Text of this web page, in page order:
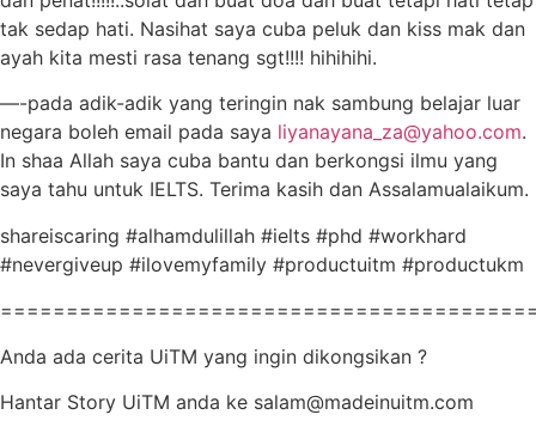
tak sedap hati. Nasihat saya cuba peluk dan kiss mak dan
ayah kita mesti rasa tenang sgt!!!! hihihihi.
—-pada adik-adik yang teringin nak sambung belajar luar
negara boleh email pada saya liyanayana_za@yahoo.com.
In shaa Allah saya cuba bantu dan berkongsi ilmu yang
saya tahu untuk IELTS. Terima kasih dan Assalamualaikum.
shareiscaring #alhamdulillah #ielts #phd #workhard
#nevergiveup #ilovemyfamily #productuitm #productukm
Anda ada cerita UiTM yang ingin dikongsikan ?
Hantar Story UiTM anda ke salam@madeinuitm.com